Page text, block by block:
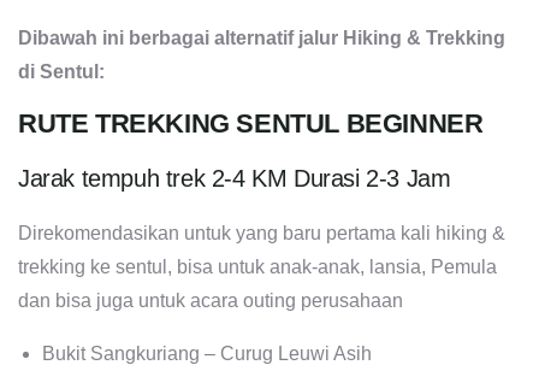
Dibawah ini berbagai alternatif jalur Hiking & Trekking
di Sentul:
RUTE TREKKING SENTUL BEGINNER
Jarak tempuh trek 2-4 KM Durasi 2-3 Jam
Direkomendasikan untuk yang baru pertama kali hiking &
trekking ke sentul, bisa untuk anak-anak, lansia, Pemula
dan bisa juga untuk acara outing perusahaan
Bukit Sangkuriang – Curug Leuwi Asih